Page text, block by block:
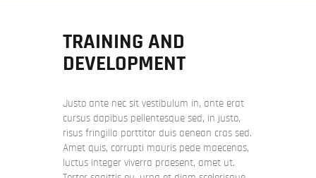
TRAINING AND
DEVELOPMENT
Justo ante nec sit vestibulum in, ante erat
cursus dapibus pellentesque sed, in justo,
risus fringilla porttitor duis aenean cras sed.
Amet quis, corrupti mauris pede maecenas,
luctus integer viverra praesent, amet ut.